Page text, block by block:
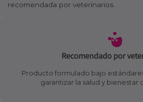
recomendada por veterinarios.
Recomendado por
Producto formulado bajo
garantizar la salud y bienestar